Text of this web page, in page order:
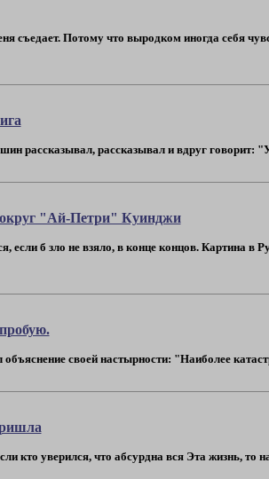
съедает. Потому что выродком иногда себя
рассказывал, рассказывал и вдруг говорит:
"Ай-Петри" Куинджи
если б зло не взяло, в конце концов. Картина в
своей настырности: "Наиболее
кто уверился, что абсурдна вся Эта жизнь, то